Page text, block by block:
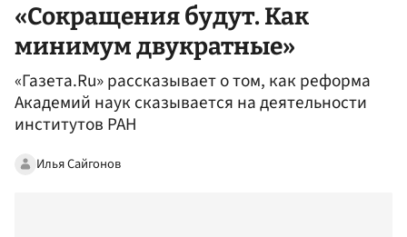
«Сокращения будут. Как
минимум двукратные»
«Газета.Ru» рассказывает о том, как реформа
Академий наук сказывается на деятельности
институтов РАН
Илья Сайгонов